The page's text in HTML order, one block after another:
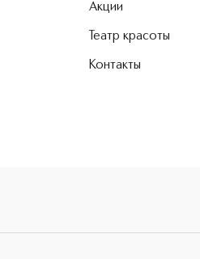
Акции
Театр красоты
Контакты